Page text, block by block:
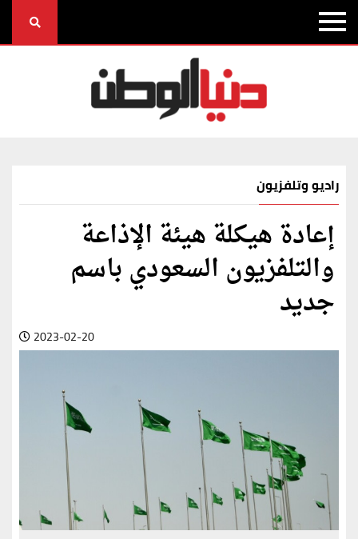
راديو وتلفزيون
إعادة هيكلة هيئة الإذاعة
والتلفزيون السعودي باسم
جديد
2023-02-20